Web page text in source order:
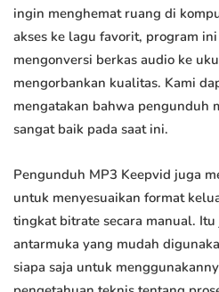
ingin menghemat ruang di
akses ke lagu favorit, program
mengonversi berkas audio ke
mengorbankan kualitas. Kami
mengatakan bahwa pengunduh
sangat baik pada saat ini.
Pengunduh MP3 Keepvid juga
untuk menyesuaikan format
tingkat bitrate secara manual.
antarmuka yang mudah
siapa saja untuk